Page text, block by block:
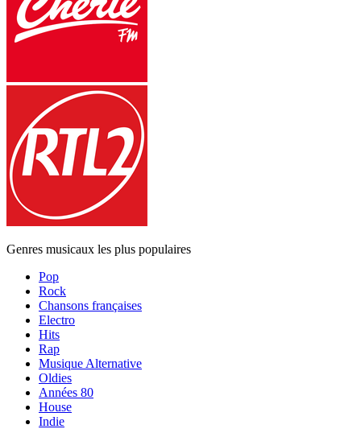
Genres musicaux les plus populaires
Pop
Rock
Chansons françaises
Electro
Hits
Rap
Musique Alternative
Oldies
Années 80
House
Indie